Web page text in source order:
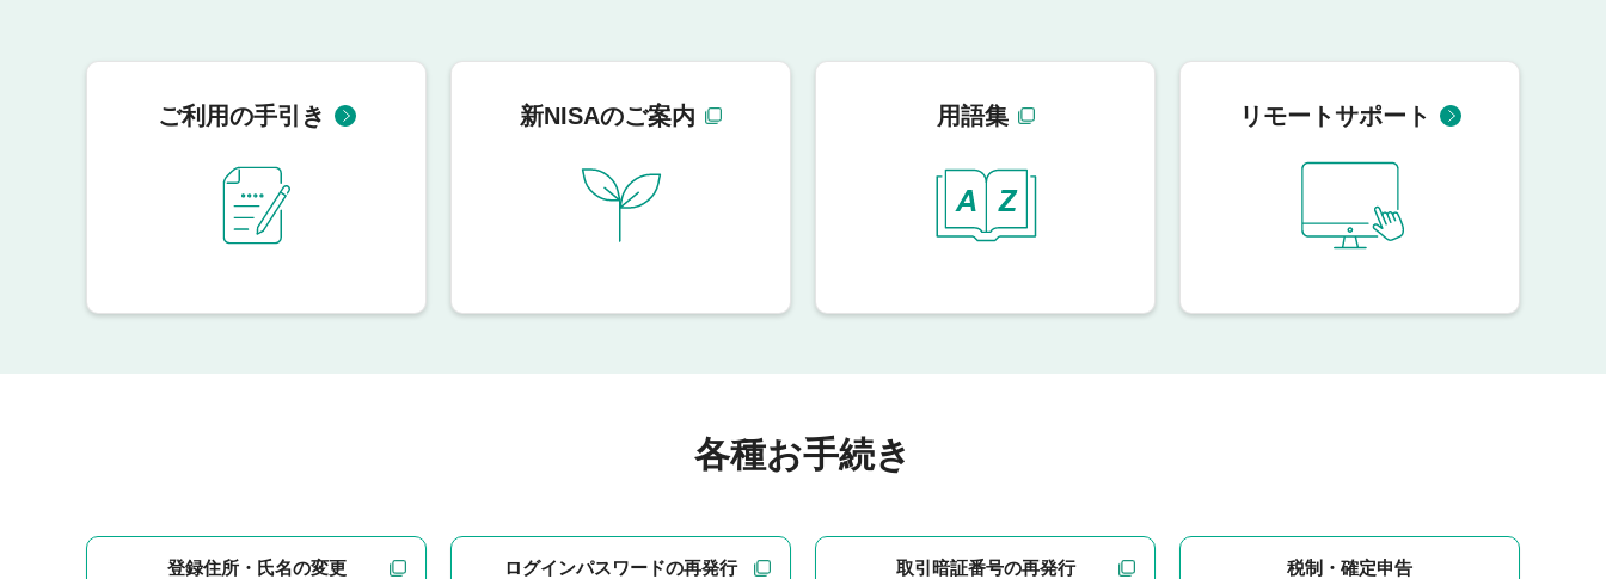
ご利用の手引き 新NISAのご案内 用語集 リモートサポート
各種お手続き
登録住所・氏名の変更 ログインパスワードの再発行 取引暗証番号の再発行 税制・確定申告